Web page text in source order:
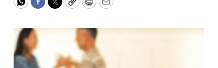
WhatsApp
Facebook
TwitterCopyPrintEmail